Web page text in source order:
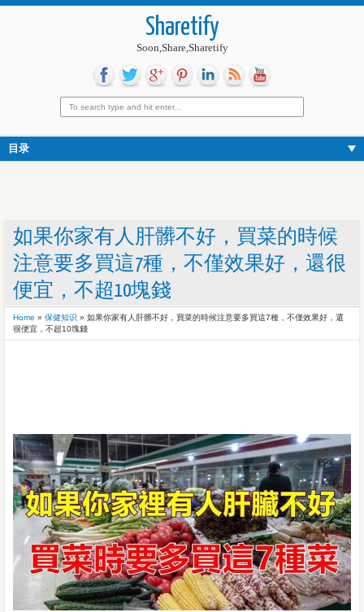
Sharetify
Soon,Share,Sharetify
目录
如果你家有人肝髒不好，買菜的時候
注意要多買這7種，不僅效果好，還很
便宜，不超10塊錢
Home » 保健知识 » 如果你家有人肝髒不好，買菜的時候注意要多買這7種，不僅效果好，還
很便宜，不超10塊錢